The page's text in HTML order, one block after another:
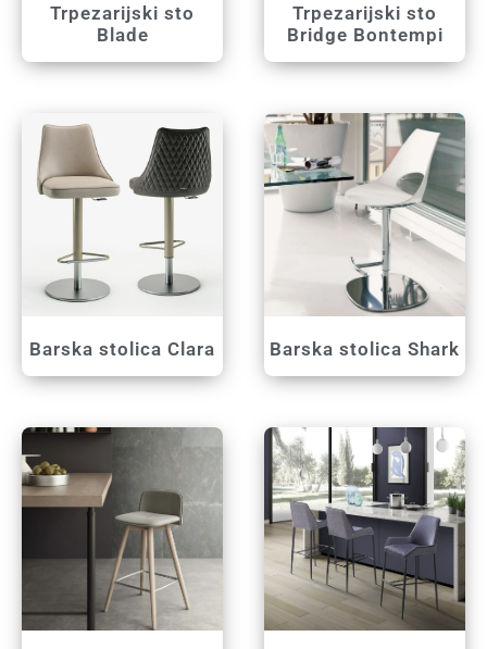
Trpezarijski sto
Blade
Trpezarijski sto
Bridge Bontempi
Barska stolica Clara Barska stolica Shark